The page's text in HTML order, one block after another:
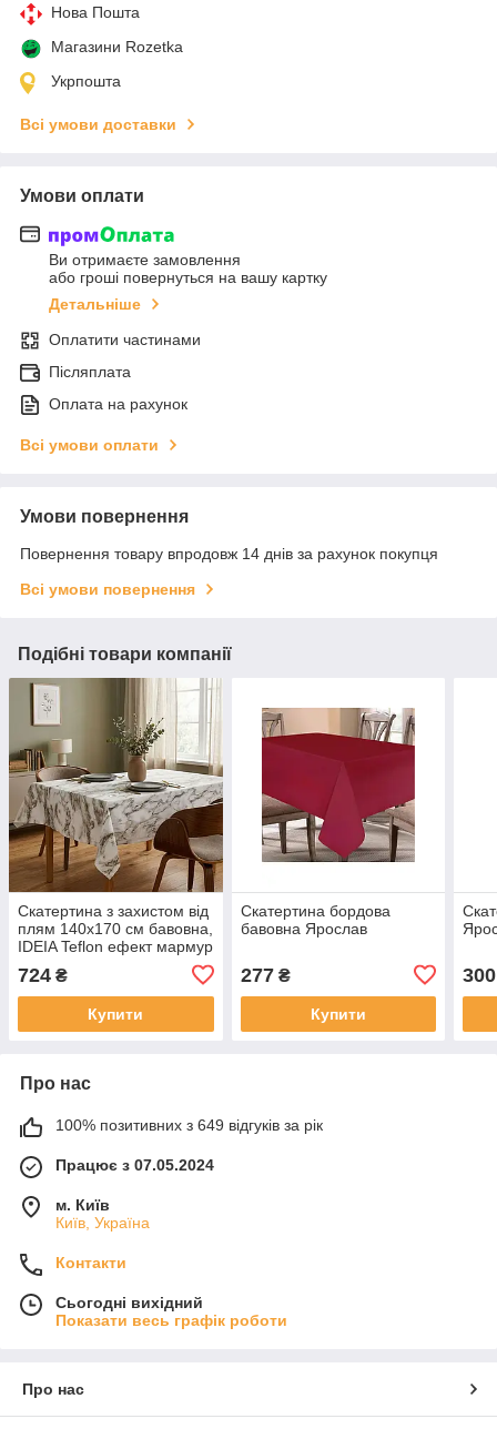
Нова Пошта
Магазини Rozetka
Укрпошта
Всі умови доставки
Умови оплати
Ви отримаєте замовлення
або гроші повернуться на вашу картку
Детальніше
Оплатити частинами
Післяплата
Оплата на рахунок
Всі умови оплати
Умови повернення
Повернення товару впродовж 14 днів за рахунок покупця
Всі умови повернення
Подібні товари компанії
Скатертина з захистом від
плям 140х170 см бавовна,
IDEIA Teflon ефект мармур
724 ₴
Купити
Скатертина бордова
бавовна Ярослав
277₴
Купити
300
Про нас
100% позитивних з 649 відгуків за рік
Працює з 07.05.2024
м. Київ
Київ, Україна
Контакти
Сьогодні вихідний
Показати весь графік роботи
Про нас